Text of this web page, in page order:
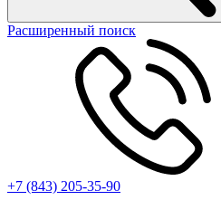
Расширенный поиск
+7 (843) 205-35-90